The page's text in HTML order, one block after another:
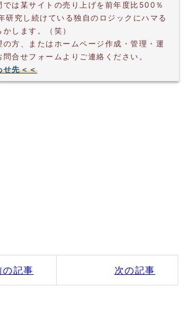
では某サイトの売り上げを前年度比500％
研究し続けている独自のロジックにハマる
します。（笑）
の方、またはホームページ作成・管理・運
合せフォームよりご連絡ください。
せ先＜＜
の記事 次の記事